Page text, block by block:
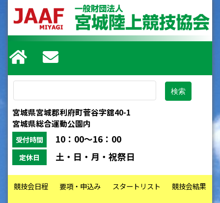
宮城県宮城郡利府町菅谷字舘40-1
宮城県総合運動公園内
受付時間 10：00～16：00
定休日 土・日・月・祝祭日
競技会日程 要項・申込み スタートリスト 競技会結果